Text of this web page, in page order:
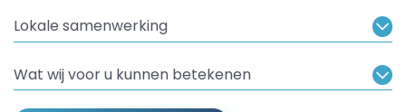
Lokale samenwerking
Wat wij voor u kunnen betekenen